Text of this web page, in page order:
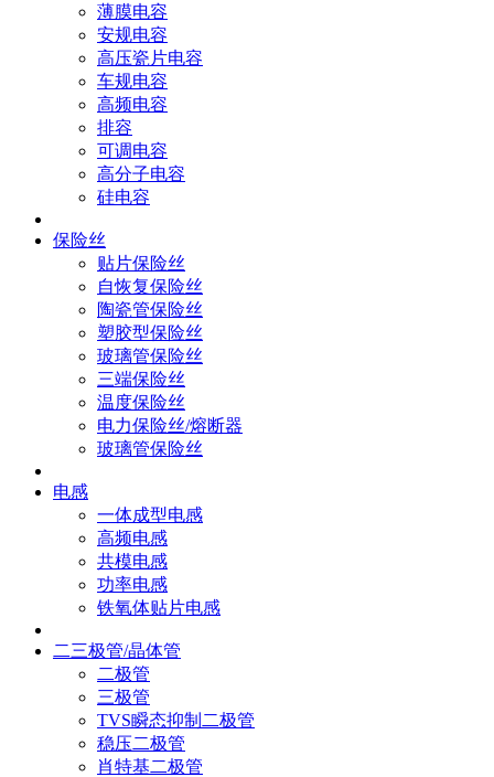
薄膜电容
安规电容
高压瓷片电容
车规电容
高频电容
排容
可调电容
高分子电容
硅电容
保险丝
贴片保险丝
自恢复保险丝
陶瓷管保险丝
塑胶型保险丝
玻璃管保险丝
三端保险丝
温度保险丝
电力保险丝/熔断器
玻璃管保险丝
电感
一体成型电感
高频电感
共模电感
功率电感
铁氧体贴片电感
二三极管/晶体管
二极管
三极管
TVS瞬态抑制二极管
稳压二极管
肖特基二极管